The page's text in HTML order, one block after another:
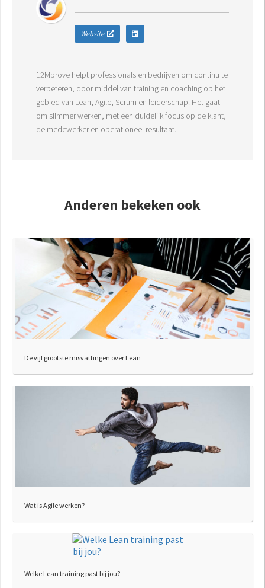
Website
12Mprove helpt professionals en bedrijven om continu te
verbeteren, door middel van training en coaching op het
gebied van Lean, Agile, Scrum en leiderschap. Het gaat
om slimmer werken, met een duidelijk focus op de klant,
de medewerker en operationeel resultaat.
Anderen bekeken ook
De vijf grootste misvattingen over Lean
Wat is Agile werken?
Welke Lean training past bij jou?